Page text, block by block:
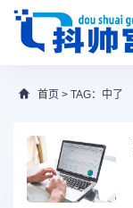
首页 > TAG：中了